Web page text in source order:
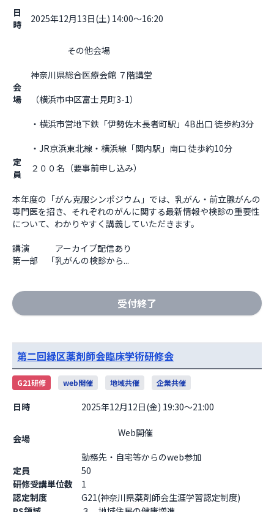
日
時
2025年12月13日(土) 14:00～16:20
会
場
神奈川県総合医療会館 ７階講堂
（横浜市中区富士見町3-1）
・横浜市営地下鉄「伊勢佐木長者町駅」4B出口 徒歩約3分
定
員
２００名（要事前申し込み）
本年度の「がん克服シンポジウム」では、乳がん・前立腺がんの
専門医を招き、それぞれのがんに関する最新情報や検診の重要性
について、わかりやすく講義していただきます。
講演　　　アーカイブ配信あり
第一部　「乳がんの検診から...
受付終了
第二回緑区薬剤師会臨床学術研修会
G21研修 web開催 地域共催 企業共催
日時 2025年12月12日(金) 19:30～21:00
会場
勤務先・自宅等からのweb参加
定員
50
研修受講単位数
1
認定制度
G21(神奈川県薬剤師会生涯学習認定制度)